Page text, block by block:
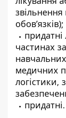
обов’язків);
частинах
медичних
логістики,
придатні.